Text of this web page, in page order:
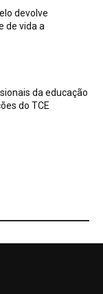
devolve
de vida a
da educação
do TCE